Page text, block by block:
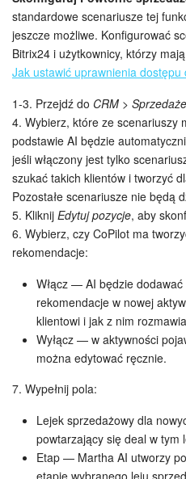
standardowe scenariusze tej
jeszcze możliwe. Konfigurować
Bitrix24 i użytkownicy, którzy
Jak ustawić uprawnienia
1-3. Przejdź do CRM >
4. Wybierz, które ze scenariuszy
podstawie AI będzie
jeśli włączony jest tylko
szukać takich klientów i tworzyć
Pozostałe scenariusze nie będą
5. Kliknij Edytuj pozycje, aby
6. Wybierz, czy CoPilot ma
rekomendacje:
Włącz — AI będzie
rekomendacje w nowej
klientowi i jak z nim
Wyłącz — w aktywności
można edytować ręcznie.
7. Wypełnij pola:
Lejek sprzedażowy dla
powtarzający się deal w tym
Etap — Martha AI utworzy